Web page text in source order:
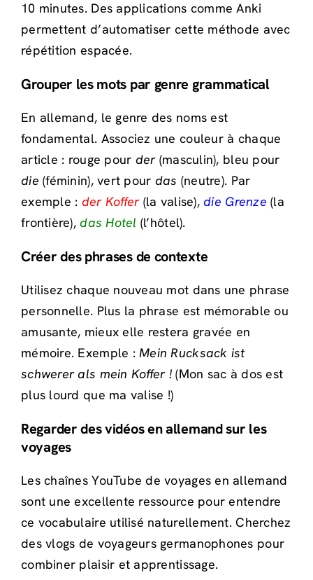
10 minutes. Des applications comme Anki
permettent d’automatiser cette méthode avec
répétition espacée.
Grouper les mots par genre grammatical
En allemand, le genre des noms est
fondamental. Associez une couleur à chaque
article : rouge pour der(masculin), bleu pour
die (féminin), vert pour das (neutre). Par
exemple : der Koffer(la valise),die Grenze (la
frontière),das Hotel (l’hôtel).
Créer des phrases de contexte
Utilisez chaque nouveau mot dans une phrase
personnelle. Plus la phrase est mémorable ou
amusante, mieux elle restera gravée en
mémoire. Exemple :Mein Rucksack ist
schwerer als mein Koffer ! (Mon sac à dos est
plus lourd que ma valise !)
Regarder des vidéos en allemand sur les
voyages
Les chaînes YouTube de voyages en allemand
sont une excellente ressource pour entendre
ce vocabulaire utilisé naturellement. Cherchez
des vlogs de voyageurs germanophones pour
combiner plaisir et apprentissage.